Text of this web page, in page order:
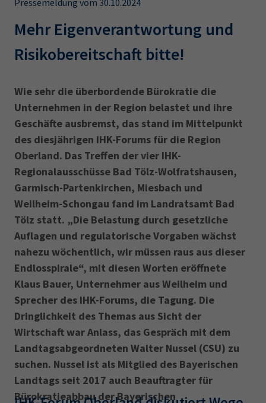
IHK regional
Presse
EN
IHK Akademie
Magazin Log-in
AdA
34d
Prüfungstermine
Wirtschaftsfachwirt
34f
Negativerklärung
Sachkundeprüfung
Berichtsheft
Pressemeldung vom 30.10.2024
Mehr Eigenverantwortung und
Risikobereitschaft bitte!
Wie sehr die überbordende Bürokratie die
Unternehmen in der Region belastet und ihre
Geschäfte ausbremst, das stand im Mittelpunkt
des diesjährigen IHK-Forums für die Region
Oberland. Das Treffen der vier IHK-
Regionalausschüsse Bad Tölz-Wolfratshausen,
Garmisch-Partenkirchen, Miesbach und
Weilheim-Schongau fand im Landratsamt Bad
Tölz statt. „Die Belastung durch gesetzliche
Auflagen und regulatorische Vorgaben wächst
nahezu wöchentlich, wir müssen raus aus dieser
Endlosspirale“, mit diesen Worten eröffnete
Klaus Bauer, Unternehmer aus Weilheim und
Sprecher des IHK-Forums, die Tagung. Die
Dringlichkeit des Themas aus Sicht der
Wirtschaft war Anlass, das Gespräch mit dem
Landtags­abgeordneten Walter Nussel (CSU) zu
suchen. Nussel ist als Mitglied des Bayerischen
Landtags seit 2017 auch Beauftragter für
Bürokratieabbau der Bayerischen